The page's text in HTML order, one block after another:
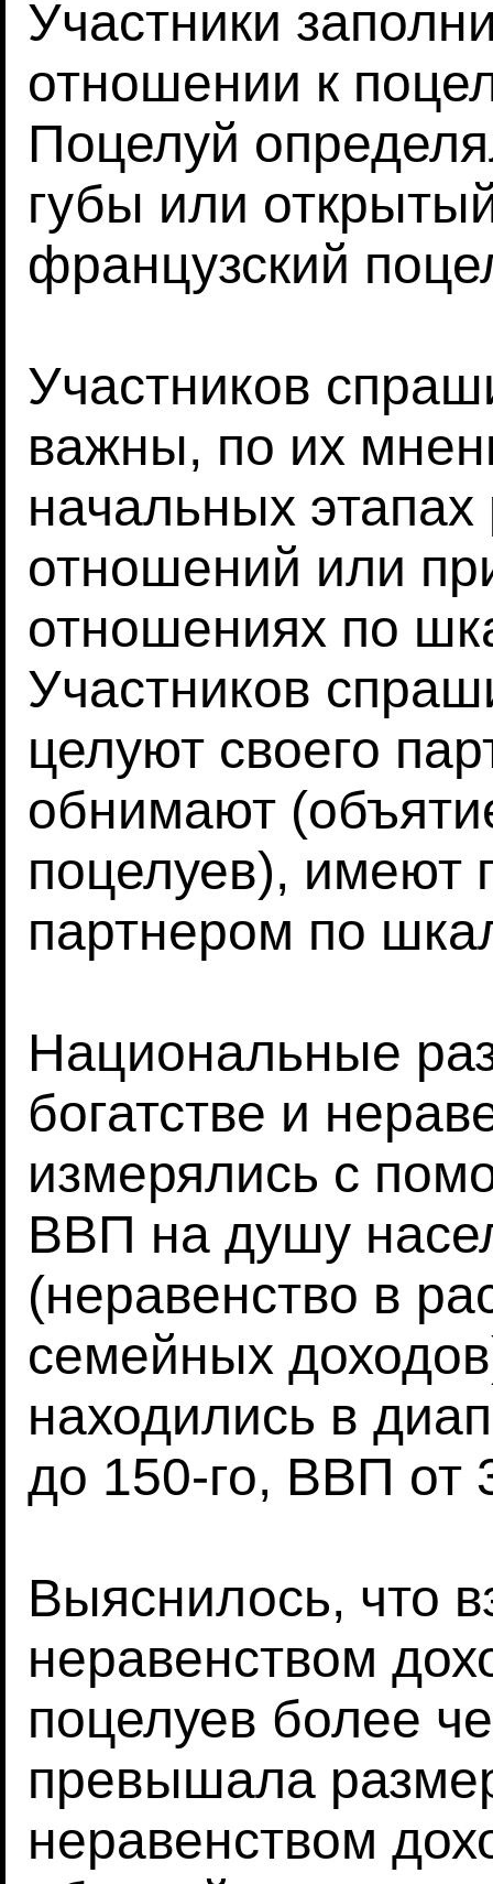
Участники
отношении к
Поцелуй
губы или
французский
Участников
важны, по их
начальных
отношений или
отношениях по
Участников
целуют своего
обнимают
поцелуев), имеют
партнером по
Национальные
богатстве и
измерялись с
ВВП на душу
(неравенство в
семейных
находились в
до 150-го, ВВП от
Выяснилось, что
неравенством
поцелуев более
превышала
неравенством